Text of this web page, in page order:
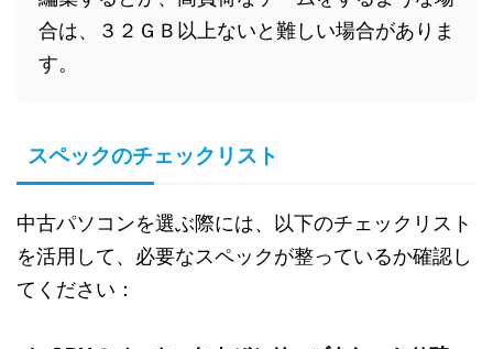
合は、３２ＧＢ以上ないと難しい場合がありま
す。
スペックのチェックリスト
中古パソコンを選ぶ際には、以下のチェックリスト
を活用して、必要なスペックが整っているか確認し
てください：